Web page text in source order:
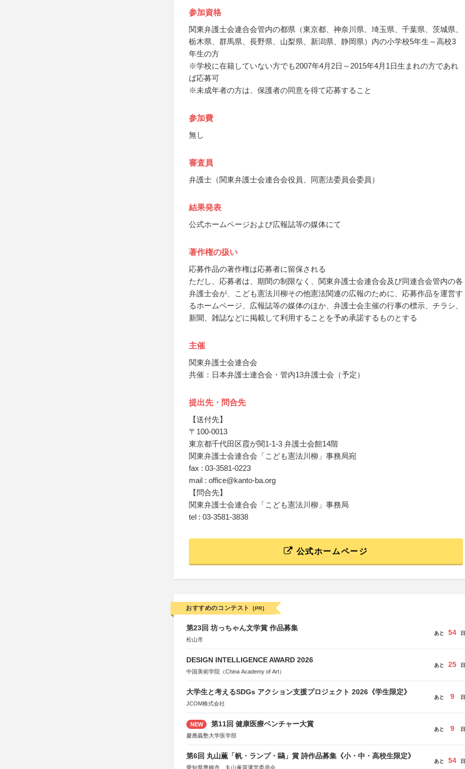
参加資格
関東弁護士会連合会管内の都県（東京都、神奈川県、埼玉県、千葉県、茨城県、
栃木県、群馬県、長野県、山梨県、新潟県、静岡県）内の小学校5年生～高校3
年生の方
※学校に在籍していない方でも2007年4月2日～2015年4月1日生まれの方であれ
ば応募可
※未成年者の方は、保護者の同意を得て応募すること
参加費
無し
審査員
弁護士（関東弁護士会連合会役員、同憲法委員会委員）
結果発表
公式ホームページおよび広報誌等の媒体にて
著作権の扱い
応募作品の著作権は応募者に留保される
ただし、応募者は、期間の制限なく、関東弁護士会連合会及び同連合会管内の各
弁護士会が、こども憲法川柳その他憲法関連の広報のために、応募作品を運営す
るホームページ、広報誌等の媒体のほか、弁護士会主催の行事の標示、チラシ、
新聞、雑誌などに掲載して利用することを予め承諾するものとする
主催
関東弁護士会連合会
共催：日本弁護士連合会・管内13弁護士会（予定）
提出先・問合先
【送付先】
〒100-0013
東京都千代田区霞が関1-1-3 弁護士会館14階
関東弁護士会連合会「こども憲法川柳」事務局宛
fax : 03-3581-0223
mail : office@kanto-ba.org
【問合先】
関東弁護士会連合会「こども憲法川柳」事務局
tel : 03-3581-3838
公式ホームページ
おすすめのコンテスト [PR]
第23回 坊っちゃん文学賞 作品募集
松山市
あと 54 日
DESIGN INTELLIGENCE AWARD 2026
中国美術学院（China Academy of Art）
あと 25 日
大学生と考えるSDGs アクション支援プロジェクト 2026《学生限定》
JCOM株式会社
あと 9 日
NEW 第11回 健康医療ベンチャー大賞
慶應義塾大学医学部
あと 9 日
第6回 丸山薫「帆・ランプ・鷗」賞 詩作品募集《小・中・高校生限定》
愛知県豊橋市、丸山薫賞運営委員会
あと 54 日